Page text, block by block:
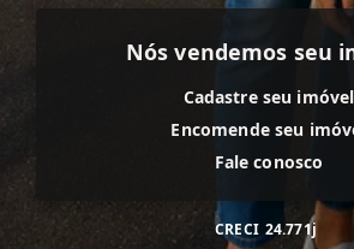
Nós vendemos seu
Cadastre seu imóvel
Encomende seu
Fale conosco
CRECI 24.771j